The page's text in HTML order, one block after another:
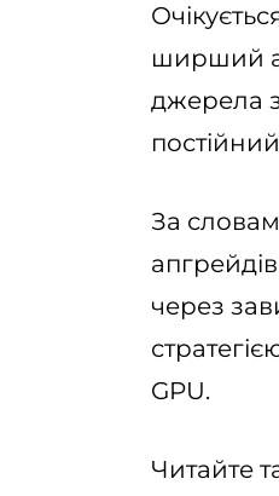
ширший
джерела
За
через
GPU.
Читайте